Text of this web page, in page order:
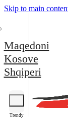
Skip to main
Maqedoni
Kosove
Shqiperi
Trendy